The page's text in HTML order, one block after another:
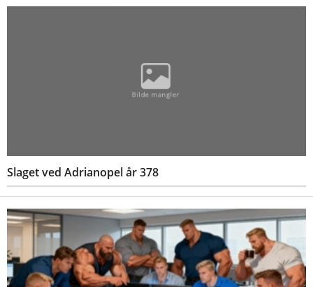
Slaget ved Adrianopel år 378